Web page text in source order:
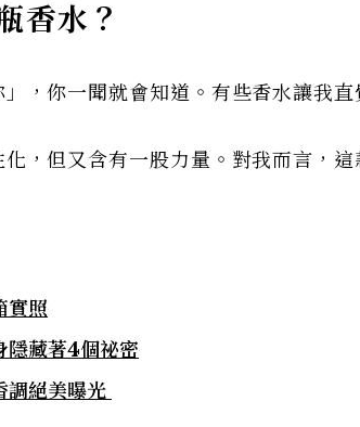
香水？
，你一聞就會知道。有些香水讓我
，但又含有一股力量。對我而言，
實照
隱藏著4個祕密
調絕美曝光